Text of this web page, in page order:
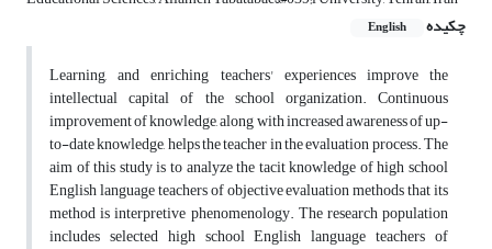
چکیده
English
Learning, and enriching teachers' experiences improve the
intellectual capital of the school organization. Continuous
improvement of knowledge, along with increased awareness of up-
to-date knowledge, helps the teacher in the evaluation process. The
aim of this study is to analyze the tacit knowledge of high school
English language teachers of objective evaluation methods that its
method is interpretive phenomenology. The research population
includes selected high school English language teachers of